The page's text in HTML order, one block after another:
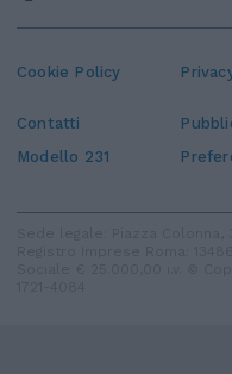
Cookie Policy
Contatti
Modello 231